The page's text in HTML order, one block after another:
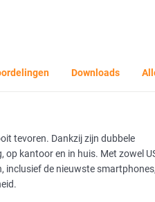
Downloads
tevoren. Dankzij zijn dubbele
kantoor en in huis. Met zowel
inclusief de nieuwste smartphones,